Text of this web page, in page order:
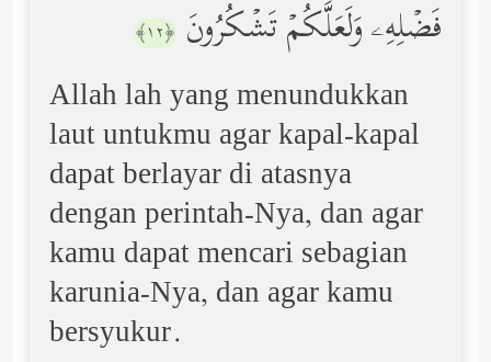
فَضۡلِهِۦ وَلَعَلَّكُمۡ تَشۡكُرُونَ ﴿١٢﴾
Allah lah yang menundukkan
laut untukmu agar kapal-kapal
dapat berlayar di atasnya
dengan perintah-Nya, dan agar
kamu dapat mencari sebagian
karunia-Nya, dan agar kamu
bersyukur.